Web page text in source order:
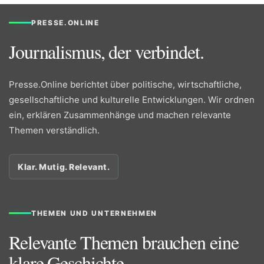
PRESSE.ONLINE
Journalismus, der verbindet.
Presse.Online berichtet über politische, wirtschaftliche,
gesellschaftliche und kulturelle Entwicklungen. Wir ordnen
ein, erklären Zusammenhänge und machen relevante
Themen verständlich.
Klar. Mutig. Relevant.
THEMEN UND UNTERNEHMEN
Relevante Themen brauchen eine